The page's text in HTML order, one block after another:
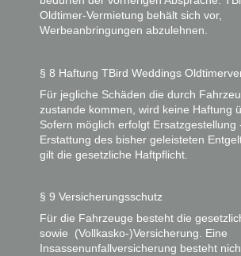
Oldtimer-Vermietung behält sich vor,
Werbeanbringungen abzulehnen.
§ 8 Haftung TBird Weddings
Für jegliche Schäden die durch
zustande kommen, wird keine Haftung
Sofern möglich erfolgt Ersatzgestellung
Erstattung des bisher geleisteten
gilt die gesetzliche Haftpflicht.
§ 9 Versicherungsschutz
Für die Fahrzeuge besteht die
sowie (Vollkasko-)Versicherung. Eine
Insassenunfallversicherung besteht